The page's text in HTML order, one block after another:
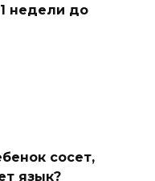
недели до
сосет,
язык?